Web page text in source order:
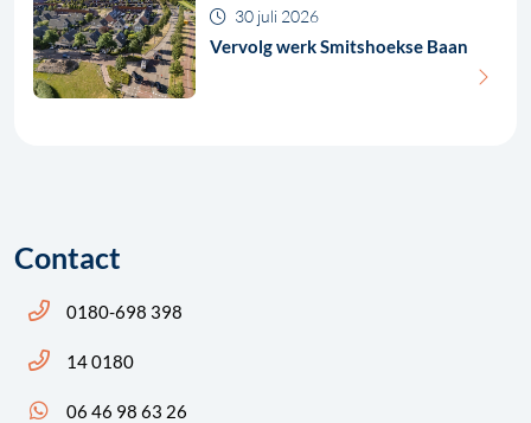
Vervolg werk Smitshoekse Baan
30 juli 2026
Contact
Bel ons: 14 0180
0180-698 398
Bel ons: 14 0180
14 0180
App ons: 06 46 98 63 26 (WhatsApp)
06 46 98 63 26